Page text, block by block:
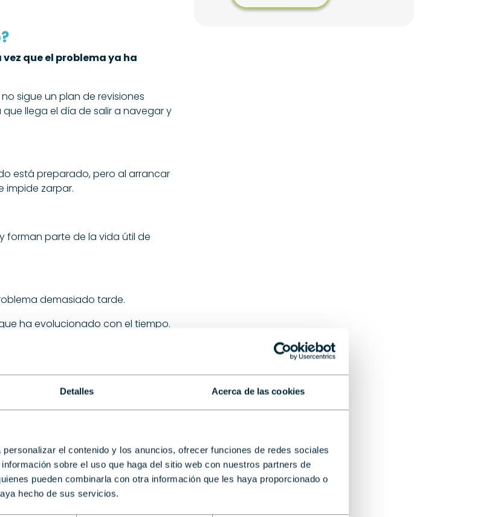
Detalles Acerca de las cookies
el contenido y los anuncios, ofrecer funciones de redes sociales
sobre el uso que haga del sitio web con nuestros partners de
pueden combinarla con otra información que les haya proporcionado o
hecho de sus servicios.
vez que el problema ya ha
sigue un plan de revisiones
llega el día de salir a navegar y
está preparado, pero al arrancar
impide zarpar.
forman parte de la vida útil de
demasiado tarde.
ha evolucionado con el tiempo.
siendo un pequeño desgaste
la perspectiva.
revisiones periódicas para
a cualquier posible